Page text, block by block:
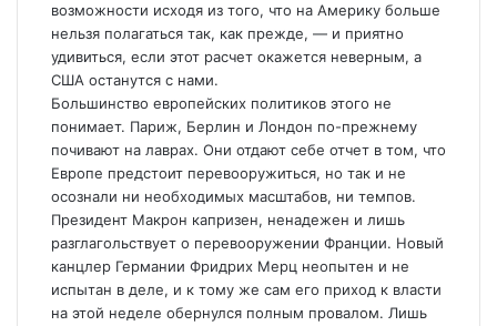
возможности исходя из того, что на Америку больше
нельзя полагаться так, как прежде, — и приятно
удивиться, если этот расчет окажется неверным, а
США останутся с нами.
Большинство европейских политиков этого не
понимает. Париж, Берлин и Лондон по-прежнему
почивают на лаврах. Они отдают себе отчет в том, что
Европе предстоит перевооружиться, но так и не
осознали ни необходимых масштабов, ни темпов.
Президент Макрон капризен, ненадежен и лишь
разглагольствует о перевооружении Франции. Новый
канцлер Германии Фридрих Мерц неопытен и не
испытан в деле, и к тому же сам его приход к власти
на этой неделе обернулся полным провалом. Лишь